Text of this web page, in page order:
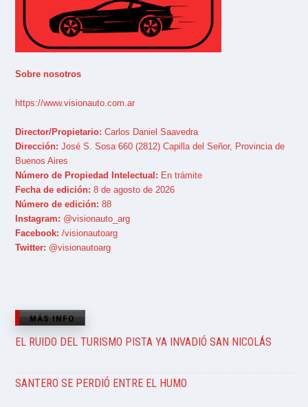
Sobre nosotros
https://www.visionauto.com.ar
Director/Propietario: Carlos Daniel Saavedra
Dirección: José S. Sosa 660 (2812) Capilla del Señor, Provincia de
Buenos Aires
Número de Propiedad Intelectual: En trámite
Fecha de edición: 8 de agosto de 2026
Número de edición: 88
Instagram: @visionauto_arg
Facebook: /visionautoarg
Twitter: @visionautoarg
MÁS INFO
EL RUIDO DEL TURISMO PISTA YA INVADIÓ SAN NICOLÁS
SANTERO SE PERDIÓ ENTRE EL HUMO